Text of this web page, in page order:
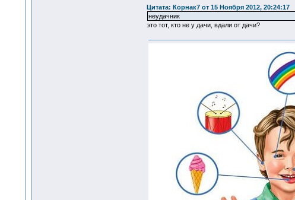
Цитата: Корнак7 от 15 Ноября 2012, 20:24:17
неудачник
это тот, кто не у дачи, вдали от дачи?